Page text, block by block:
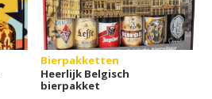
Bierpakketten
Heerlijk Belgisch
bierpakket